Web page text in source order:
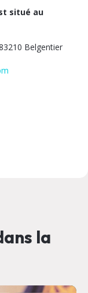
situé au
Belgentier
la